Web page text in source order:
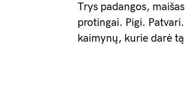
Trys padangos,
protingai. Pigi.
kaimynų, kurie darė